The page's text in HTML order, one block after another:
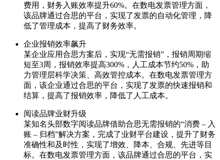
费用，财务入账效率提升60%。在数电发票管理方面，
该品牌通过合思的平台，实现了发票的自动化管理，降
低了管理成本，提高了财务效率。
企业报销效率飙升
某企业应用合思方案后，实现“无需报销”，报销周期缩
短至3周，报销效率提高300%，人工成本节约50%，助
力管理层科学决策、高效管控成本。在数电发票管理方
面，该企业通过合思的平台，实现了发票的快速报销和
结算，提高了报销效率，降低了人工成本。
阅读品牌业财升级
某知名头部数字阅读品牌借助合思无需报销的“消费 – 入
账 – 归档”解决方案，完成了业财平台建设，提升了财务
准确性和及时性，实现了增效、降本、合规、先进等目
标。在数电发票管理方面，该品牌通过合思的平台，实